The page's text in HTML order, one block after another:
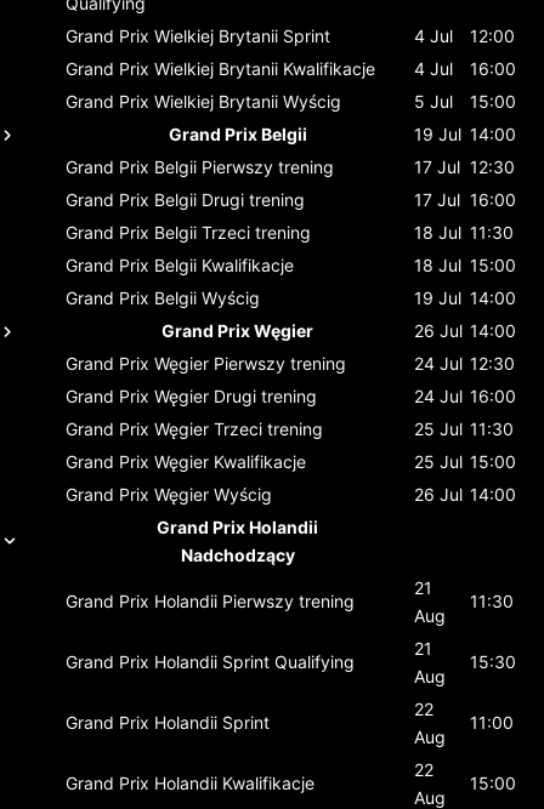
Grand Prix Wielkiej Brytanii Sprint 4 Jul
12:00
Grand Prix Wielkiej Brytanii Kwalifikacje 4 Jul
16:00
Grand Prix Wielkiej Brytanii Wyścig 5 Jul
15:00
Grand Prix Belgii
19 Jul 14:00
Grand Prix Belgii Pierwszy trening 17 Jul 12:30
Grand Prix Belgii Drugi trening 17 Jul 16:00
Grand Prix Belgii Trzeci trening 18 Jul 11:30
Grand Prix Belgii Kwalifikacje 18 Jul 15:00
Grand Prix Belgii Wyścig 19 Jul 14:00
Grand Prix Węgier
26 Jul 14:00
Grand Prix Węgier Pierwszy trening 24 Jul 12:30
Grand Prix Węgier Drugi trening 24 Jul 16:00
Grand Prix Węgier Trzeci trening 25 Jul 11:30
Grand Prix Węgier Kwalifikacje 25 Jul 15:00
Grand Prix Węgier Wyścig 26 Jul 14:00
Grand Prix Holandii
Nadchodzący
Grand Prix Holandii Pierwszy trening
21
Aug
11:30
Grand Prix Holandii Sprint Qualifying
21
Aug
15:30
Grand Prix Holandii Sprint
22
Aug
11:00
Grand Prix Holandii Kwalifikacje
22
Aug
15:00